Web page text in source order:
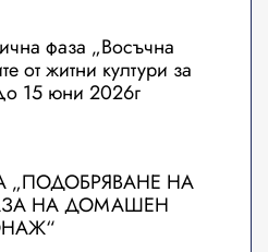
фаза „Восъчна
от житни култури за
15 юни 2026г
„ПОДОБРЯВАНЕ НА
НА ДОМАШЕН